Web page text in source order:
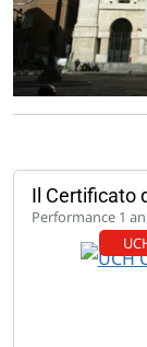
Il Certificato
Performance 1